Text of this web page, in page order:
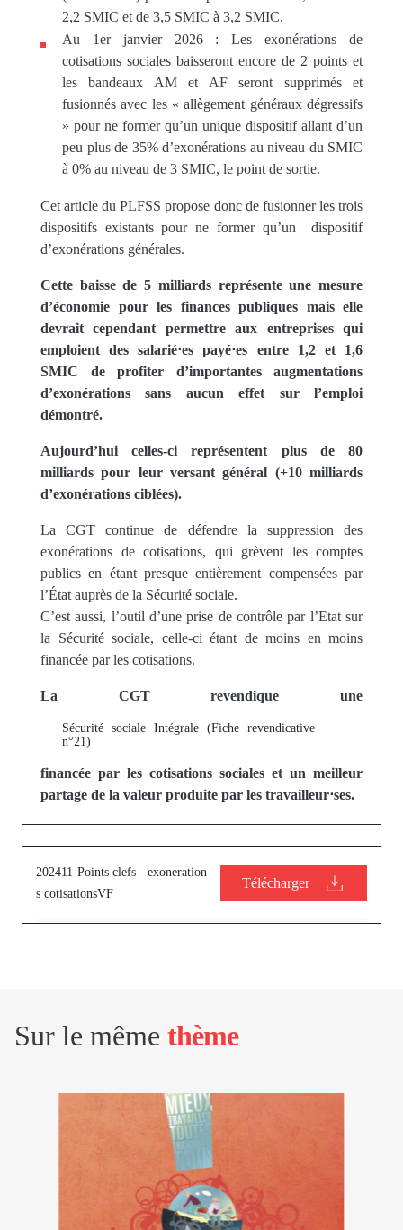
2,2 SMIC et de 3,5 SMIC à 3,2 SMIC.
Au 1er janvier 2026 : Les exonérations de
cotisations sociales baisseront encore de 2 points et
les bandeaux AM et AF seront supprimés et
fusionnés avec les « allègement généraux dégressifs
» pour ne former qu’un unique dispositif allant d’un
peu plus de 35% d’exonérations au niveau du SMIC
à 0% au niveau de 3 SMIC, le point de sortie.
Cet article du PLFSS propose donc de fusionner les trois
dispositifs existants pour ne former qu’un dispositif
d’exonérations générales.
Cette baisse de 5 milliards représente une mesure
d’économie pour les finances publiques mais elle
devrait cependant permettre aux entreprises qui
emploient des salarié⋅es payé⋅es entre 1,2 et 1,6
SMIC de profiter d’importantes augmentations
d’exonérations sans aucun effet sur l’emploi
démontré.
Aujourd’hui celles-ci représentent plus de 80
milliards pour leur versant général (+10 milliards
d’exonérations ciblées).
La CGT continue de défendre la suppression des
exonérations de cotisations, qui grèvent les comptes
publics en étant presque entièrement compensées par
l’État auprès de la Sécurité sociale.
C’est aussi, l’outil d’une prise de contrôle par l’Etat sur
la Sécurité sociale, celle-ci étant de moins en moins
financée par les cotisations.
La CGT revendique une
Sécurité sociale Intégrale (Fiche revendicative
n°21)
financée par les cotisations sociales et un meilleur
partage de la valeur produite par les travailleur⋅ses.
202411-Points clefs - exoneration
s cotisationsVF
Télécharger
Sur le même thème